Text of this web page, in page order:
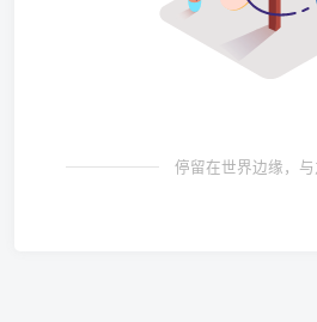
停留在世界边缘，与